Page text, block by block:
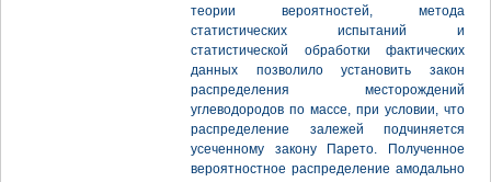
теории вероятностей, метода
статистических испытаний и
статистической обработки фактических
данных позволило установить закон
распределения месторождений
углеводородов по массе, при условии, что
распределение залежей подчиняется
усеченному закону Парето. Полученное
вероятностное распределение амодально